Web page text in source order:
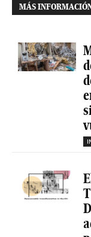
MÁS